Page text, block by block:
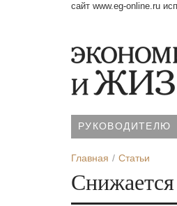
сайт www.eg-online.ru
РУКОВОДИТЕЛЮ
Главная Статьи